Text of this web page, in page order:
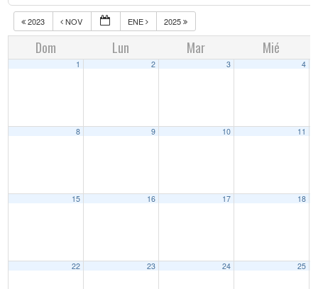
2023 NOV ENE 2025
Dom Lun Mar Mié
1 2 3 4
8 9 10 11
15 16 17 18
22 23 24 25